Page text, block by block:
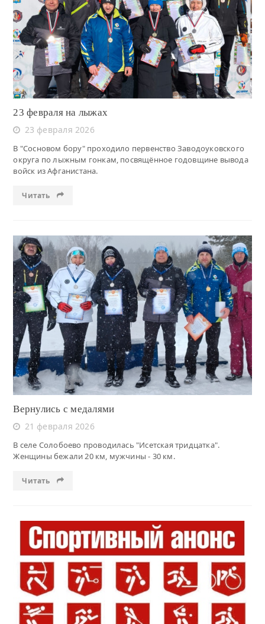
Читать
23 февраля на лыжах
23 февраля 2026
В "Сосновом бору" проходило первенство Заводоуковского
округа по лыжным гонкам, посвящённое годовщине вывода
войск из Афганистана.
Читать
Читать
Вернулись с медалями
21 февраля 2026
В селе Солобоево проводилась "Исетская тридцатка".
Женщины бежали 20 км, мужчины - 30 км.
Читать
Читать